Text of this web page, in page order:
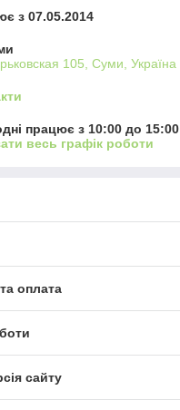
з 07.05.2014
105, Суми, Україна
працює з 10:00 до 15:00
весь графік роботи
оплата
сайту